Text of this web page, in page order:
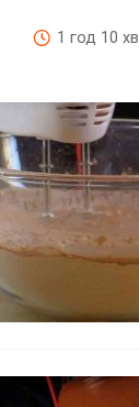
1 год 10 хв